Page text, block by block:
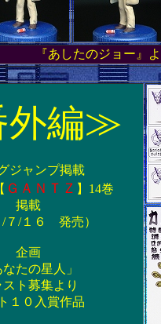
『あしたのジョー』
編≫
ジャンプ掲載
ＧＡＮＴＺ 】14巻
掲載
/７/１６ 発売）
企画
なたの星人」
スト募集より
１０入賞作品